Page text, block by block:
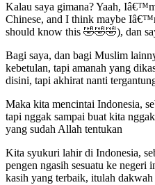
Kalau saya gimana? Yaah,
Chinese, and I think maybe
should know this 🤣🤣🤣), dan
Bagi saya, dan bagi Muslim
kebetulan, tapi amanah yang
disini, tapi akhirat nanti
Maka kita mencintai Indonesia,
tapi nggak sampai buat kita
yang sudah Allah tentukan
Kita syukuri lahir di Indonesia,
pengen ngasih sesuatu ke negeri
kasih yang terbaik, itulah dakwah